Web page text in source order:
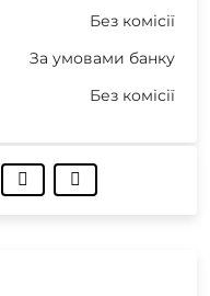
Без комісії
За умовами банку
Без комісії